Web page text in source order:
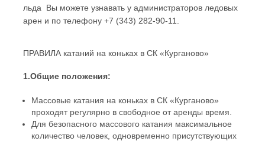
льда Вы можете узнавать у администраторов ледовых
арен и по телефону +7 (343) 282-90-11.
ПРАВИЛА катаний на коньках в СК «Курганово»
1.Общие положения:
Массовые катания на коньках в СК «Курганово»
проходят регулярно в свободное от аренды время.
Для безопасного массового катания максимальное
количество человек, одновременно присутствующих